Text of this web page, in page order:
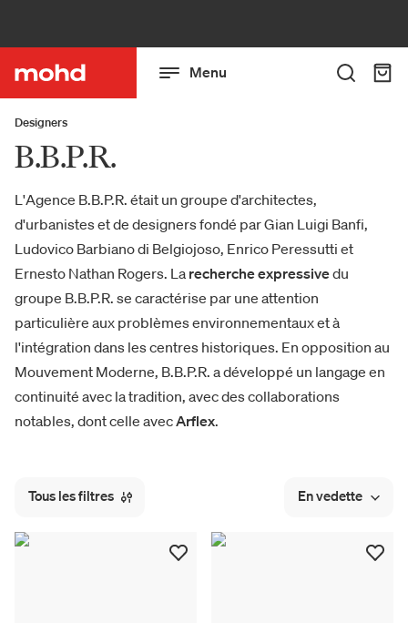
Menu
Designers
B.B.P.R.
L'Agence B.B.P.R. était un groupe d'architectes,
d'urbanistes et de designers fondé par Gian Luigi Banfi,
Ludovico Barbiano di Belgiojoso, Enrico Peressutti et
Ernesto Nathan Rogers. La recherche expressivedu
groupe B.B.P.R. se caractérise par une attention
particulière aux problèmes environnementaux et à
l'intégration dans les centres historiques. En opposition au
Mouvement Moderne, B.B.P.R. a développé un langage en
continuité avec la tradition, avec des collaborations
notables, dont celle avecArflex.
Tous les filtres En vedette